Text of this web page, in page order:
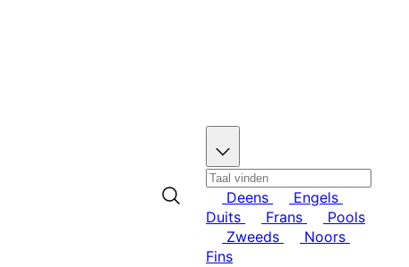
Deens
Engels
Duits
Frans
Pools
Zweeds
Noors
Fins